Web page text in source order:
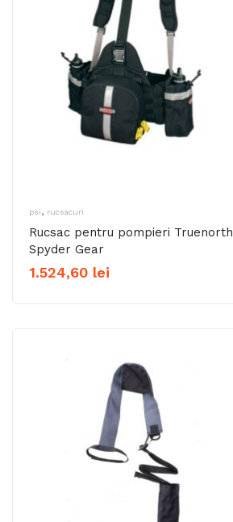
psi, rucsacuri
Rucsac pentru pompieri Truenorth
Spyder Gear
1.524,60 lei